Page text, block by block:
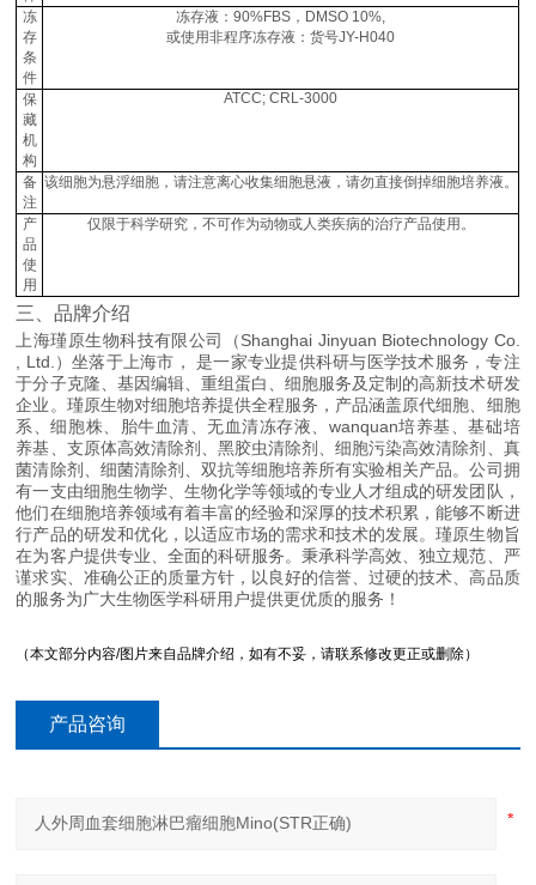
冻
存
条
件
冻存液：90%FBS，DMSO 10%,
或使用非程序冻存液：货号JY-H040
保
藏
机
构
ATCC; CRL-3000
备
注
该细胞为悬浮细胞，请注意离心收集细胞悬液，请勿直接倒掉细胞培养液。
产
品
使
用
仅限于科学研究，不可作为动物或人类疾病的治疗产品使用。
三、品牌介绍
上海瑾原生物科技有限公司（Shanghai Jinyuan Biotechnology Co.
, Ltd.）坐落于上海市， 是一家专业提供科研与医学技术服务，专注
于分子克隆、基因编辑、重组蛋白、细胞服务及定制的高新技术研发
企业。瑾原生物对细胞培养提供全程服务，产品涵盖原代细胞、细胞
系、细胞株、胎牛血清、无血清冻存液、wanquan培养基、基础培
养基、支原体高效清除剂、黑胶虫清除剂、细胞污染高效清除剂、真
菌清除剂、细菌清除剂、双抗等细胞培养所有实验相关产品。公司拥
有一支由细胞生物学、生物化学等领域的专业人才组成的研发团队，
他们在细胞培养领域有着丰富的经验和深厚的技术积累，能够不断进
行产品的研发和优化，以适应市场的需求和技术的发展。瑾原生物旨
在为客户提供专业、全面的科研服务。秉承科学高效、独立规范、严
谨求实、准确公正的质量方针，以良好的信誉、过硬的技术、高品质
的服务为广大生物医学科研用户提供更优质的服务！
（本文部分内容/图片来自品牌介绍，如有不妥，请联系修改更正或删除）
产品咨询